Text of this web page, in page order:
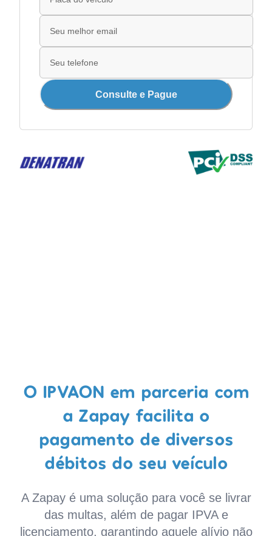
Consulte e Pague
O IPVAON em parceria com
a Zapay facilita o
pagamento de diversos
débitos do seu veículo
A Zapay é uma solução para você se livrar
das multas, além de pagar IPVA e
licenciamento, garantindo aquele alívio não